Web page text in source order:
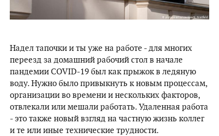
Надел тапочки и ты уже на работе - для многих
переезд за домашний рабочий стол в начале
пандемии COVID-19 был как прыжок в ледяную
воду. Нужно было привыкнуть к новым процессам,
организации во времени и нескольких факторов,
отвлекали или мешали работать. Удаленная работа
- это также новый взгляд на частную жизнь коллег
и те или иные технические трудности.